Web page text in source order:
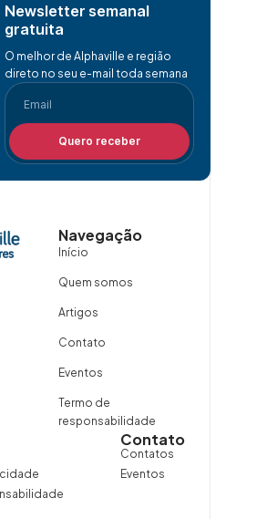
Newsletter semanal
gratuita
O melhor de Alphaville e região
direto no seu e-mail toda semana
Quero receber
Navegação
Início
Quem somos
Artigos
Contato
Eventos
Termo de
responsabilidade
Contato
Contatos
Eventos